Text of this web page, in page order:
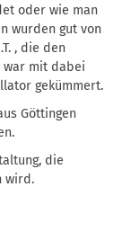
oder wie man
wurden gut von
, die den
war mit dabei
gekümmert.
Göttingen
die
wird.